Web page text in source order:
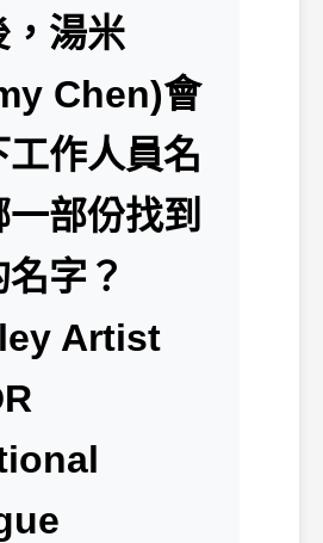
，湯米
Chen)會
工作人員名
部份找到
字？
Artist